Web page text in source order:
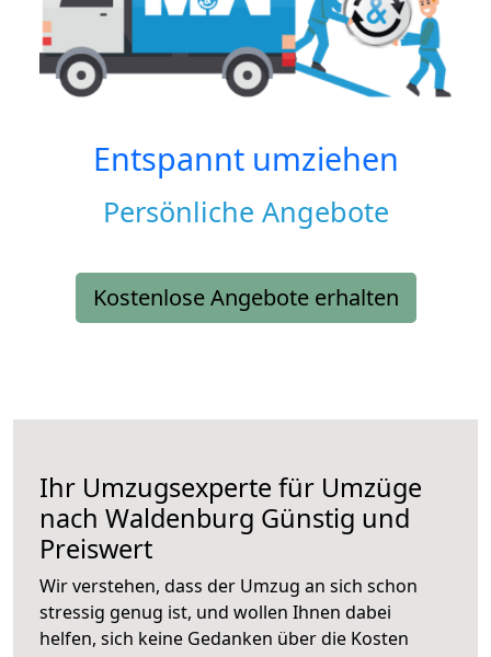
Entspannt umziehen
Persönliche Angebote
Kostenlose Angebote erhalten
Ihr Umzugsexperte für Umzüge
nach Waldenburg Günstig und
Preiswert
Wir verstehen, dass der Umzug an sich schon
stressig genug ist, und wollen Ihnen dabei
helfen, sich keine Gedanken über die Kosten